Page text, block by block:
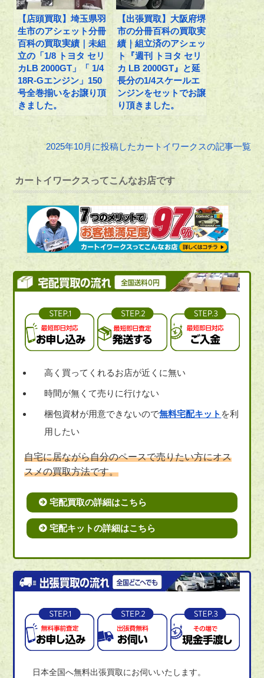
【店頭買取】埼玉県羽
生市のアシェット分冊
百科の買取実績｜未組
立の「1/8 トヨタ セリ
カLB 2000GT」「 1/4
18R-Gエンジン」150
号全巻揃いをお譲り頂
きました。
【出張買取】大阪府堺
市の分冊百科の買取実
績｜組立済のアシェッ
ト『週刊 トヨタ セリ
カ LB 2000GT』と延
長分の1/4スケールエ
ンジンをセットでお譲
り頂きました。
2025年10月に投稿したカートイワークスの記事一覧
カートイワークスってこんなお店です
高く買ってくれるお店が近くに無い
時間が無くて売りに行けない
梱包資材が用意できないので無料宅配キット を利
用したい
自宅に居ながら自分のペースで売りたい方にオス
スメの買取方法です。
宅配買取の詳細はこちら
宅配キットの詳細はこちら
日本全国へ無料出張買取にお伺いいたします。